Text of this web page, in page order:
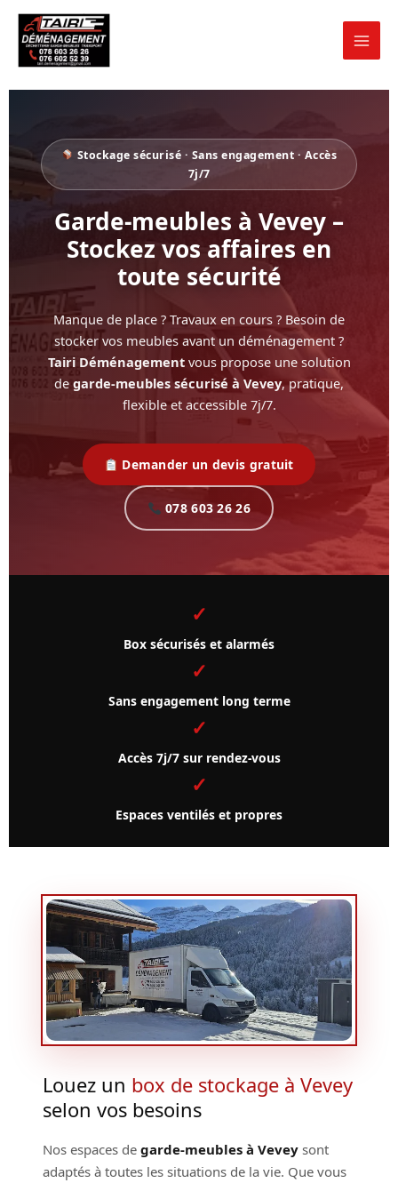
Aller
contenu
Stockage sécurisé · Sans engagement · Accès
7j/7
Garde-meubles à Vevey –
Stockez vos affaires en
toute sécurité
Manque de place ? Travaux en cours ? Besoin de
stocker vos meubles avant un déménagement ?
Tairi Déménagementvous propose une solution
de garde-meubles sécurisé à Vevey, pratique,
flexible et accessible 7j/7.
Demander un devis gratuit
078 603 26 26
✓
Box sécurisés et alarmés
✓
Sans engagement long terme
✓
Accès 7j/7 sur rendez-vous
✓
Espaces ventilés et propres
Louez un box de stockage à Vevey
selon vos besoins
Nos espaces de garde-meubles à Vevey sont
adaptés à toutes les situations de la vie. Que vous